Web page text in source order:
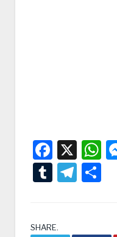
X
Tumblr
SHARE.